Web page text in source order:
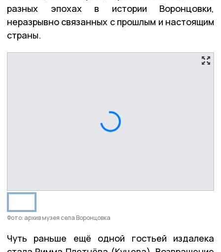
разных эпохах в истории Воронцовки,
неразрывно связанных с прошлым и настоящим
страны.
Фото: архив музея села Воронцовка
Чуть раньше ещё одной гостьей издалека